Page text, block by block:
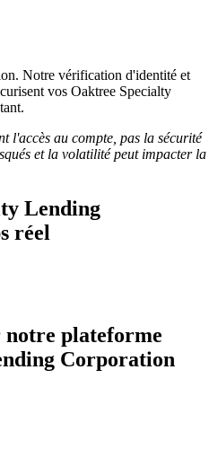
Notre vérification d'identité et
vos Oaktree Specialty
l'accès au compte, pas la sécurité
et la volatilité peut impacter la
Lending
réel
notre plateforme
Corporation